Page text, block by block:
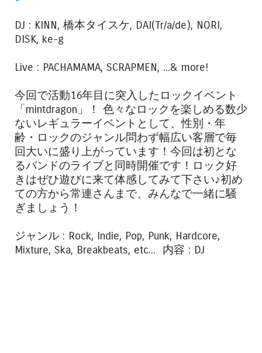
DJ : KINN, 橋本タイスケ, DAI(Tr/a/de), NORI,
DISK, ke-g
Live : PACHAMAMA, SCRAPMEN, ...& more!
今回で活動16年目に突入したロックイベント
「mintdragon」！ 色々なロックを楽しめる数少
ないレギュラーイベントとして、性別・年
齢・ロックのジャンル問わず幅広い客層で毎
回大いに盛り上がっています！今回は初とな
るバンドのライブと同時開催です！ロック好
きはぜひ遊びに来て体感してみて下さい♪初め
ての方から常連さんまで、みんなで一緒に騒
ぎましょう！
ジャンル : Rock, Indie, Pop, Punk, Hardcore,
Mixture, Ska, Breakbeats, etc... 内容 : DJ